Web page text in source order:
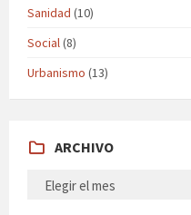
Sanidad (10)
Social(8)
Urbanismo (13)
ARCHIVO